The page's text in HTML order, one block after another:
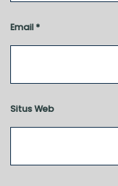
Email *
Situs Web